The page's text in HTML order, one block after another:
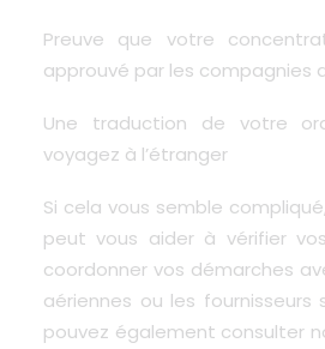
Preuve que votre
approuvé par les compagnies
Une traduction de votre
voyagez à l’étranger
Si cela vous semble compliqué,
peut vous aider à vérifier
coordonner vos démarches
aériennes ou les fournisseurs
pouvez également consulter